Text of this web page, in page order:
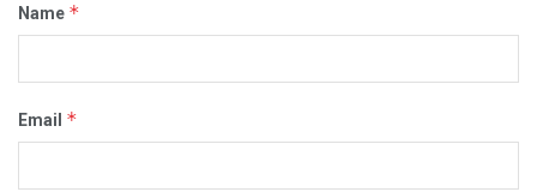
Name *
Email *